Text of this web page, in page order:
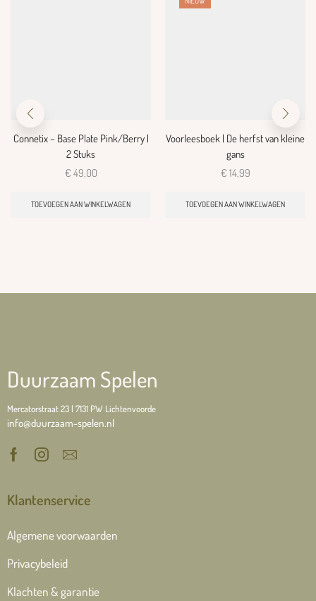
Connetix – Base Plate Pink/Berry |
2 Stuks
€ 49,00
TOEVOEGEN AAN WINKELWAGEN
Voorleesboek | De herfst van kleine
gans
€ 14,99
TOEVOEGEN AAN WINKELWAGEN
Duurzaam Spelen
Mercatorstraat 23 | 7131 PW Lichtenvoorde
info@duurzaam-spelen.nl
Klantenservice
Algemene voorwaarden
Privacybeleid
Klachten & garantie